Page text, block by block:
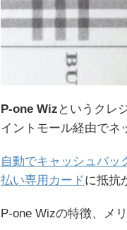
P-one Wiz というクレ
イントモール経由でネ
自動でキャッシュバッ
払い専用カードに抵抗
P-one Wizの特徴、メ